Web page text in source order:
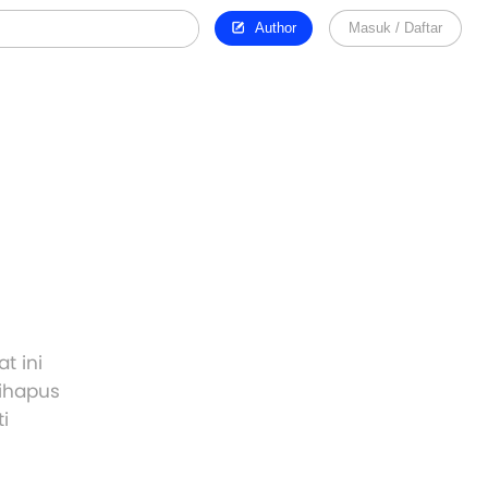
Author Masuk / Daftar
ini